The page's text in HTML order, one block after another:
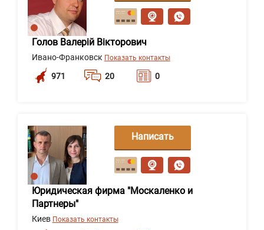
Голов Валерій Вікторович
Ивано-Франковск Показать контакты
971 20 0
сообщение
Юридическая фирма "Москаленко и
Партнеры"
Киев Показать контакты
Написать
сообщение